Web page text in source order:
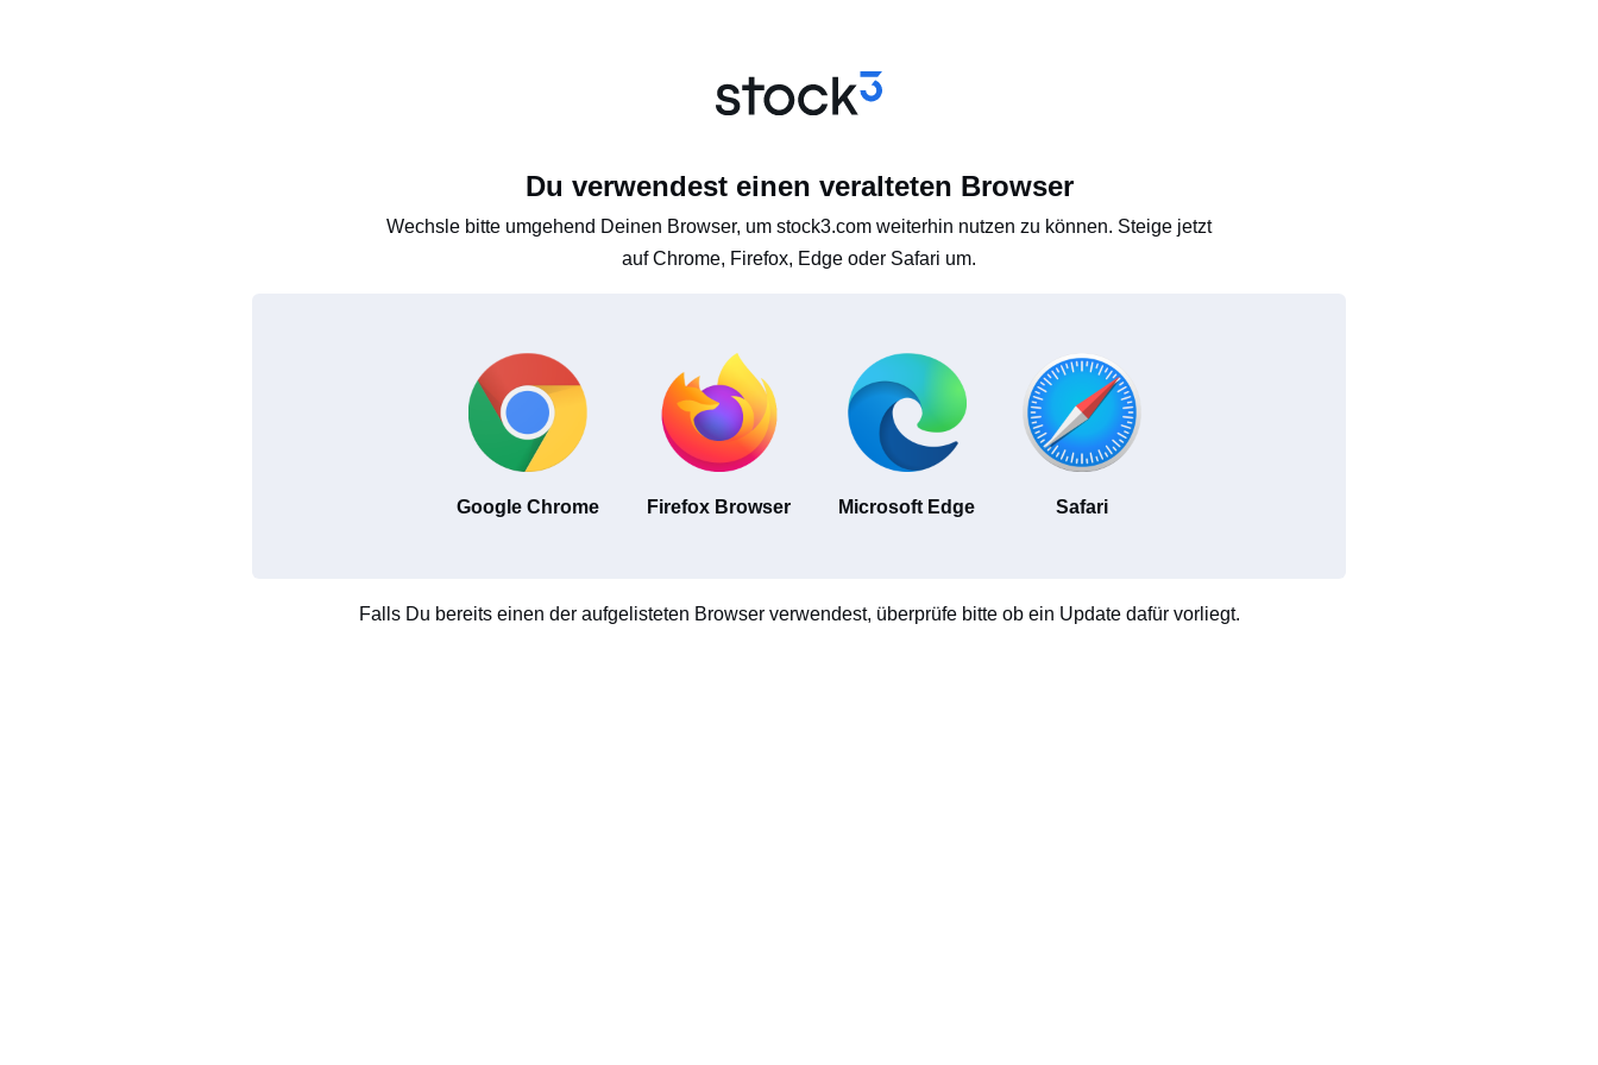
Du verwendest einen veralteten Browser
Wechsle bitte umgehend Deinen Browser, um stock3.com weiterhin nutzen zu können. Steige jetzt
auf Chrome, Firefox, Edge oder Safari um.
Google Chrome Firefox Browser Microsoft Edge Safari
Falls Du bereits einen der aufgelisteten Browser verwendest, überprüfe bitte ob ein Update dafür vorliegt.